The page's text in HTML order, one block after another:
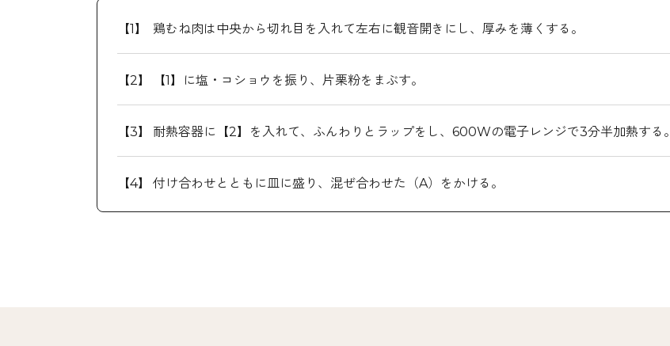
鶏むね肉は中央から切れ目を入れて左右に観音開きにし、厚みを薄くする。
【1】に塩・コショウを振り、片栗粉をまぶす。
耐熱容器に【2】を入れて、ふんわりとラップをし、600Wの電子レンジで3分半加熱する。
付け合わせとともに皿に盛り、混ぜ合わせた（A）をかける。